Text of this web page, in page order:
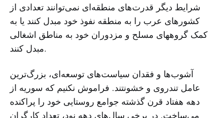
شرایط دیگر قدرت‌های منطقه‌ای نمی‌توانند تعدادی از
کشورهای عرب را به منطقه نفوذ خود مبدل کنند یا به
کمک گروههای مسلح و مزدوران خود به مناطق اشغالی
مبدل کنند.
آشوب‌ها و فقدان سیاست‌های توسعه‌ای، بزرگ‌ترین
عامل تندروی و خشونتند. فراموش نکنیم که سوریه از
دهه هفتاد قرن گذشته جوامع روستایی خود را پراکنده
می‌ساخت. در برخی سال‌های دهه نود، تعداد کارگران